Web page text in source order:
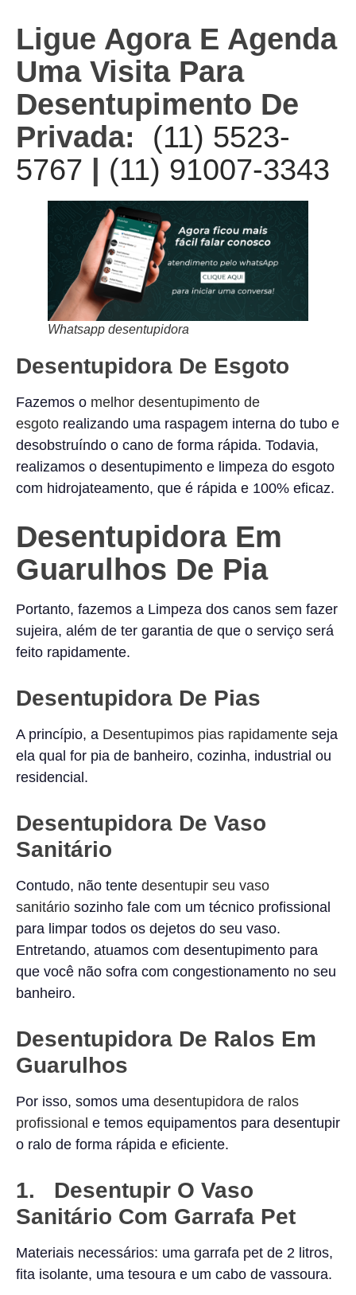
Ligue Agora E Agenda
Uma Visita Para
Desentupimento De
Privada: (11) 5523-
5767
(11) 91007-3343
Whatsapp desentupidora
Desentupidora De Esgoto
Fazemos o melhor desentupimento de
esgoto realizando uma raspagem interna do tubo e
desobstruíndo o cano de forma rápida. Todavia,
realizamos o desentupimento e limpeza do esgoto
com hidrojateamento, que é rápida e 100% eficaz.
Desentupidora Em
Guarulhos De Pia
Portanto, fazemos a Limpeza dos canos sem fazer
sujeira, além de ter garantia de que o serviço será
feito rapidamente.
Desentupidora De Pias
A princípio, a Desentupimos pias rapidamente seja
ela qual for pia de banheiro, cozinha, industrial ou
residencial.
Desentupidora De Vaso
Sanitário
Contudo, não tente desentupir seu vaso
sanitário sozinho fale com um técnico profissional
para limpar todos os dejetos do seu vaso.
Entretando, atuamos com desentupimento para
que você não sofra com congestionamento no seu
banheiro.
Desentupidora De Ralos Em
Guarulhos
Por isso, somos uma desentupidora de ralos
profissional e temos equipamentos para desentupir
o ralo de forma rápida e eficiente.
1. Desentupir O Vaso
Sanitário Com Garrafa Pet
Materiais necessários: uma garrafa pet de 2 litros,
fita isolante, uma tesoura e um cabo de vassoura.